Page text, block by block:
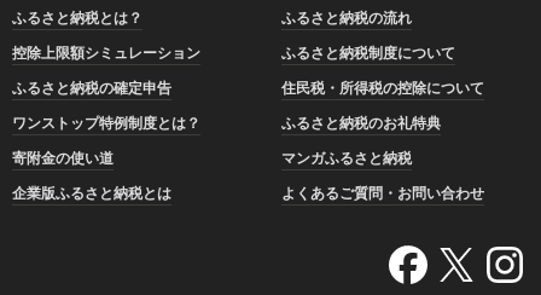
ふるさと納税とは？
ふるさと納税の流れ
控除上限額シミュレーション
ふるさと納税制度について
ふるさと納税の確定申告
住民税・所得税の控除について
ワンストップ特例制度とは？
ふるさと納税のお礼特典
寄附金の使い道
マンガふるさと納税
企業版ふるさと納税とは
よくあるご質問・お問い合わせ